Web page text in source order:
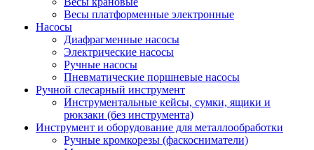
Весы платформенные электронные
Насосы
Диафрагменные насосы
Электрические насосы
Ручные насосы
Пневматические поршневые насосы
Ручной слесарный инструмент
Инструментальные кейсы, сумки, ящики и
рюкзаки (без инструмента)
Инструмент и оборудование для металлообработки
Ручные кромкорезы (фаскосниматели)